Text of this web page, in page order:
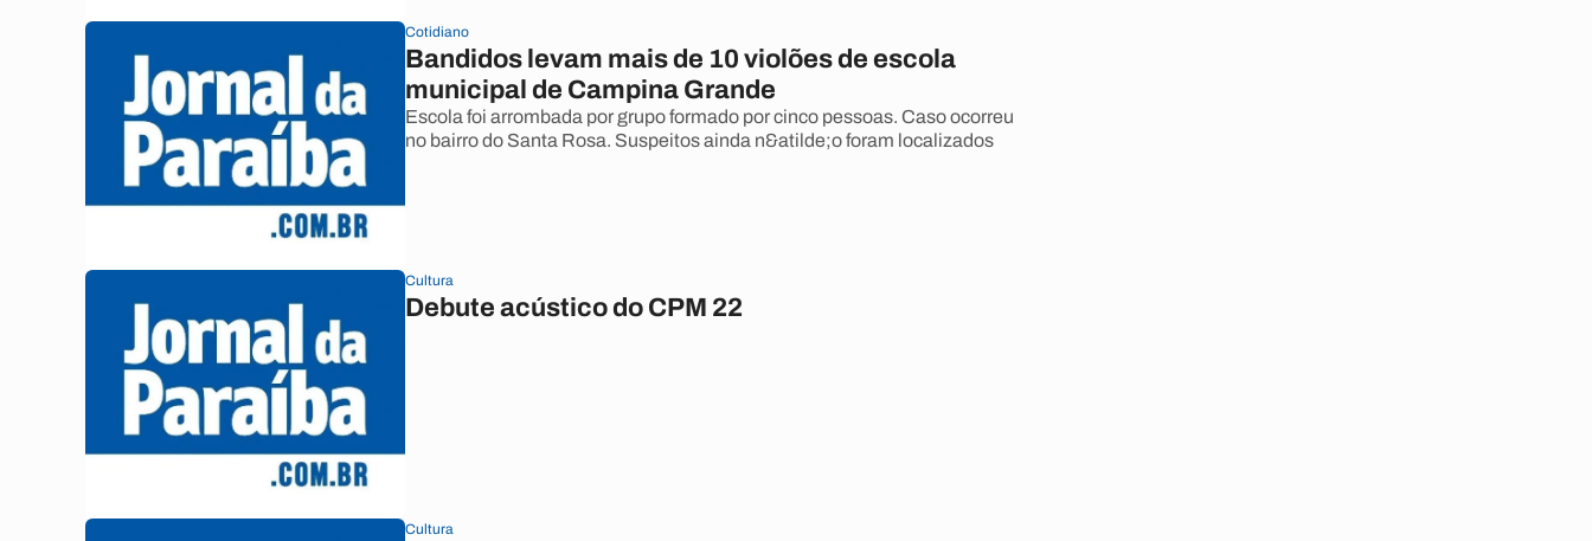
Cotidiano
Bandidos levam mais de 10 violões de escola
municipal de Campina Grande
Escola foi arrombada por grupo formado por cinco pessoas. Caso ocorreu
no bairro do Santa Rosa. Suspeitos ainda n&atilde;o foram localizados
Cultura
Debute acústico do CPM 22
Cultura